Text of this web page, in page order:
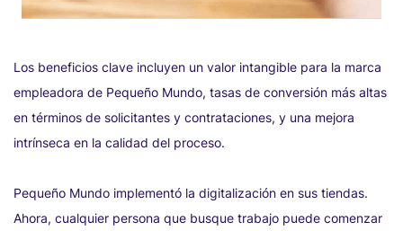
Los beneficios clave incluyen un valor intangible para la marca
empleadora de Pequeño Mundo, tasas de conversión más altas
en términos de solicitantes y contrataciones, y una mejora
intrínseca en la calidad del proceso.
Pequeño Mundo implementó la digitalización en sus tiendas.
Ahora, cualquier persona que busque trabajo puede comenzar